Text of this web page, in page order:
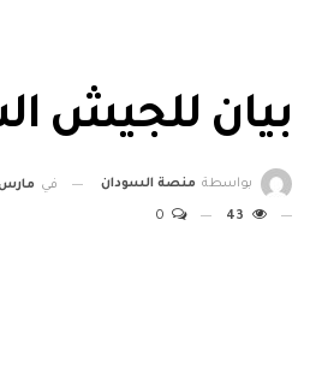
بيان للجيش
بواسطة منصة السودان في مارس 11,
43